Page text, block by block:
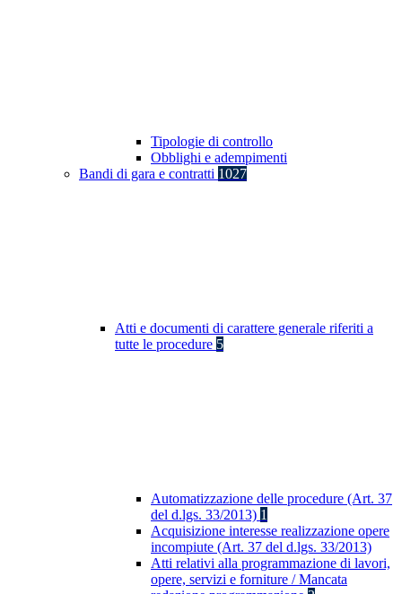
Tipologie di controllo
Obblighi e adempimenti
Bandi di gara e contratti 1027
Atti e documenti di carattere generale riferiti a
tutte le procedure 5
Automatizzazione delle procedure (Art. 37
del d.lgs. 33/2013) 1
Acquisizione interesse realizzazione opere
incompiute (Art. 37 del d.lgs. 33/2013)
Atti relativi alla programmazione di lavori,
opere, servizi e forniture / Mancata